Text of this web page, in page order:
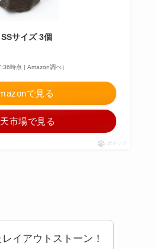
サイズ 3個
時点 | Amazon調べ）
で見る
市場で見る
ポチップ
イアウトストーン！